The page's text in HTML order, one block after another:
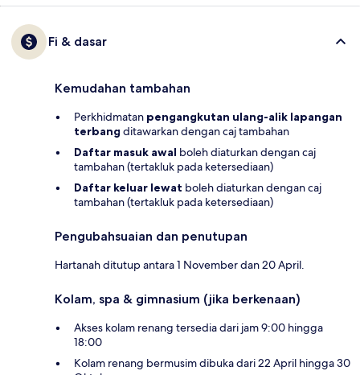
Fi & dasar
Kemudahan tambahan
Perkhidmatan pengangkutan ulang-alik lapangan
terbang ditawarkan dengan caj tambahan
Daftar masuk awal boleh diaturkan dengan caj
tambahan (tertakluk pada ketersediaan)
Daftar keluar lewat boleh diaturkan dengan caj
tambahan (tertakluk pada ketersediaan)
Pengubahsuaian dan penutupan
Hartanah ditutup antara 1 November dan 20 April.
Kolam, spa & gimnasium (jika berkenaan)
Akses kolam renang tersedia dari jam 9:00 hingga
18:00
Kolam renang bermusim dibuka dari 22 April hingga 30